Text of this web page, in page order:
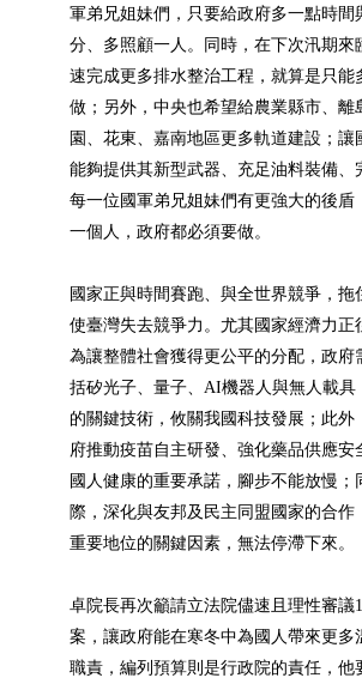
軍弟兄姐妹們，只要給政府多一點時
分、多照顧一人。同時，在下次汛期
速完成更多排水整治工程，就算是只
做；另外，中央也希望給農業縣市、
園、花東、嘉南地區更多軌道建設；
能夠提供其新型武器、充足油料裝備
每一位國軍弟兄姐妹們有更強大的後
一個人，政府都必須要做。
國家正與時間賽跑、與全世界競爭，
使臺灣失去競爭力。尤其國家經濟力
為讓整體社會獲得更公平的分配，政
括矽光子、量子、AI機器人與無人載
的關鍵技術，攸關我國科技發展；此
府推動疫苗自主研發、強化藥品供應
國人健康的重要承諾，腳步不能放慢
際，深化與友邦及民主同盟國家的合
重要地位的關鍵因素，無法停滯下來。
卓院長再次籲請立法院儘速且理性審議
案，讓政府能在寒冬中為國人帶來更
職責，編列預算則是行政院的責任，